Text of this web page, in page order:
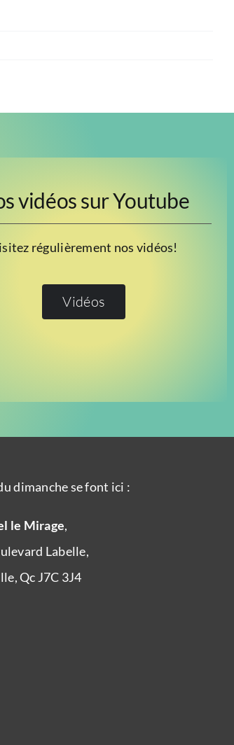
vidéos sur Youtube
régulièrement nos vidéos!
Vidéos
dimanche se font ici :
le Mirage,
Labelle,
Qc J7C 3J4